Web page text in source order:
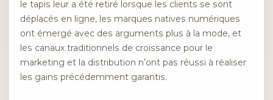
le tapis leur a été retiré lorsque les clients se sont
déplacés en ligne, les marques natives numériques
ont émergé avec des arguments plus à la mode, et
les canaux traditionnels de croissance pour le
marketing et la distribution n’ont pas réussi à réaliser
les gains précédemment garantis.